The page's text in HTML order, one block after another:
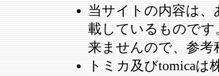
当サイトの内容は
載しているもので
来ませんので、参
トミカ及びtomica